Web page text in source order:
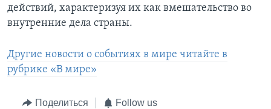
действий, характеризуя их как вмешательство во
внутренние дела страны.
Другие новости о событиях в мире читайте в
рубрике «В мире»
Поделиться Follow us